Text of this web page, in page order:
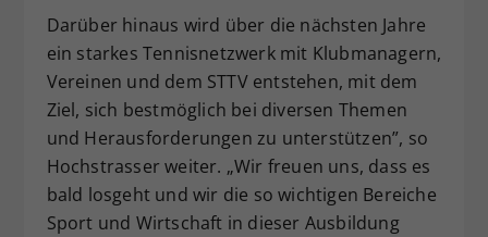
Darüber hinaus wird über die nächsten Jahre
ein starkes Tennisnetzwerk mit Klubmanagern,
Vereinen und dem STTV entstehen, mit dem
Ziel, sich bestmöglich bei diversen Themen
und Herausforderungen zu unterstützen”, so
Hochstrasser weiter. „Wir freuen uns, dass es
bald losgeht und wir die so wichtigen Bereiche
Sport und Wirtschaft in dieser Ausbildung